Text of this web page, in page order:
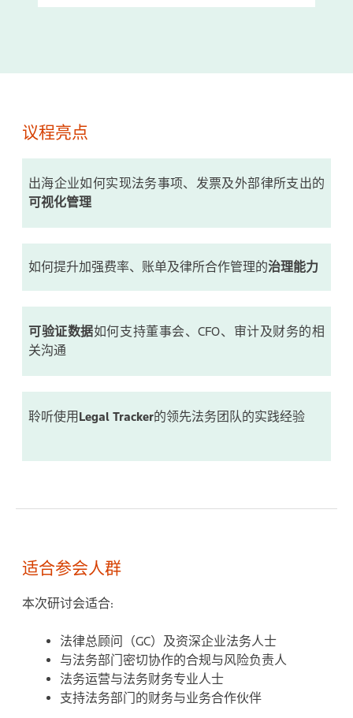
议程亮点
出海企业如何实现法务事项、发票及外部律所支出的
可视化管理
如何提升加强费率、账单及律所合作管理的治理能力
可验证数据如何支持董事会、CFO、审计及财务的相
关沟通
聆听使用 Legal Tracker的领先法务团队的实践经验
适合参会人群
本次研讨会适合:
法律总顾问（GC）及资深企业法务人士
与法务部门密切协作的合规与风险负责人
法务运营与法务财务专业人士
支持法务部门的财务与业务合作伙伴